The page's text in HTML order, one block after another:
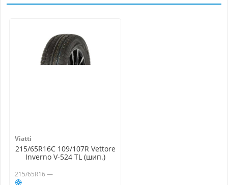
Viatti
215/65R16C 109/107R Vettore
Inverno V-524 TL (шип.)
215/65R16 —